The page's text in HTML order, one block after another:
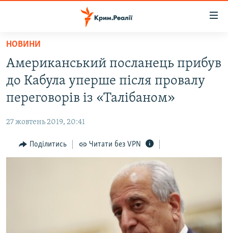
Перейти
основного
матеріалу
до
основної
Перейти
до
ВОДА.КРИМ
ВІДЕО ТА ФОТО
БЛОГИ
ПОГЛЯД
НОВИНИ
Американський посланець прибув
до Кабула уперше після провалу
переговорів із «Талібаном»
27 жовтень 2019, 20:41
Поділитись Читати без VPN